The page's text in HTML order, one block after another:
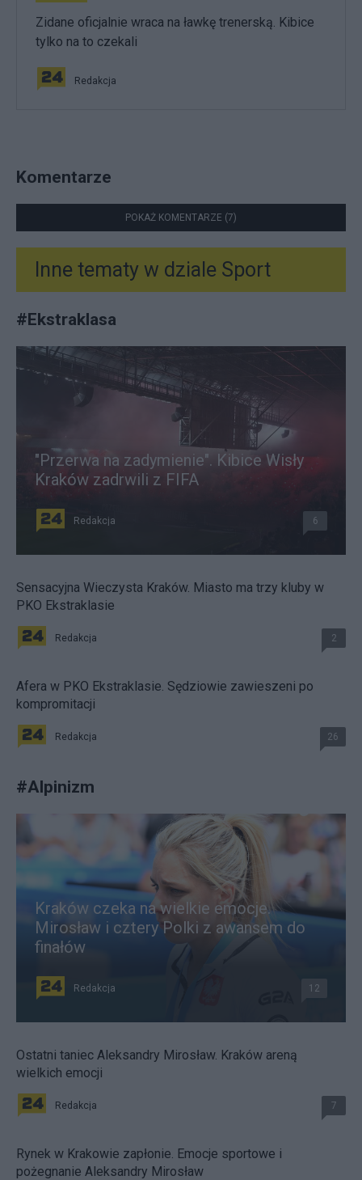
Zidane oficjalnie wraca na ławkę trenerską. Kibice
tylko na to czekali
Redakcja
Komentarze
POKAŻ KOMENTARZE (7)
Inne tematy w dziale Sport
#Ekstraklasa
"Przerwa na zadymienie". Kibice Wisły
Kraków zadrwili z FIFA
Redakcja 6
Sensacyjna Wieczysta Kraków. Miasto ma trzy kluby w
PKO Ekstraklasie
Redakcja 2
Afera w PKO Ekstraklasie. Sędziowie zawieszeni po
kompromitacji
Redakcja 26
#Alpinizm
Kraków czeka na wielkie emocje.
Mirosław i cztery Polki z awansem do
finałów
Redakcja 12
Ostatni taniec Aleksandry Mirosław. Kraków areną
wielkich emocji
Redakcja 7
Rynek w Krakowie zapłonie. Emocje sportowe i
pożegnanie Aleksandry Mirosław